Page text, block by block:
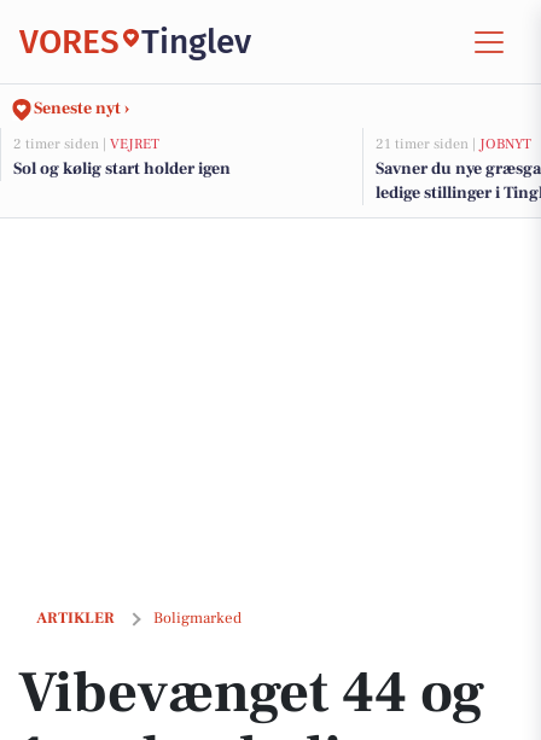
VORES Tinglev
Seneste nyt ›
2 timer siden | VEJRET
Sol og kølig start holder igen
21 timer siden | JOBNYT
Savner du nye
ledige stillinger i
ARTIKLER Boligmarked
Vibevænget 44 og 1 anden boliger er kommet til salg denne uge i
Vibevænget 44 og